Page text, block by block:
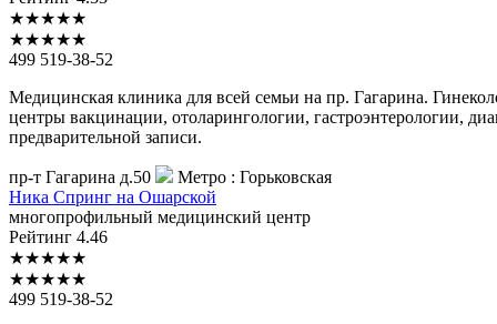
★★★★★
★★★★★
499 519-38-52
Медицинская клиника для всей семьи на пр. Гагарина.
центры вакцинации, отоларингологии, гастроэнтерологии,
предварительной записи.
пр-т Гагарина д.50 Метро : Горьковская
Ника Спринг на Ошарской
многопрофильный медицинский центр
Рейтинг 4.46
★★★★★
★★★★★
499 519-38-52